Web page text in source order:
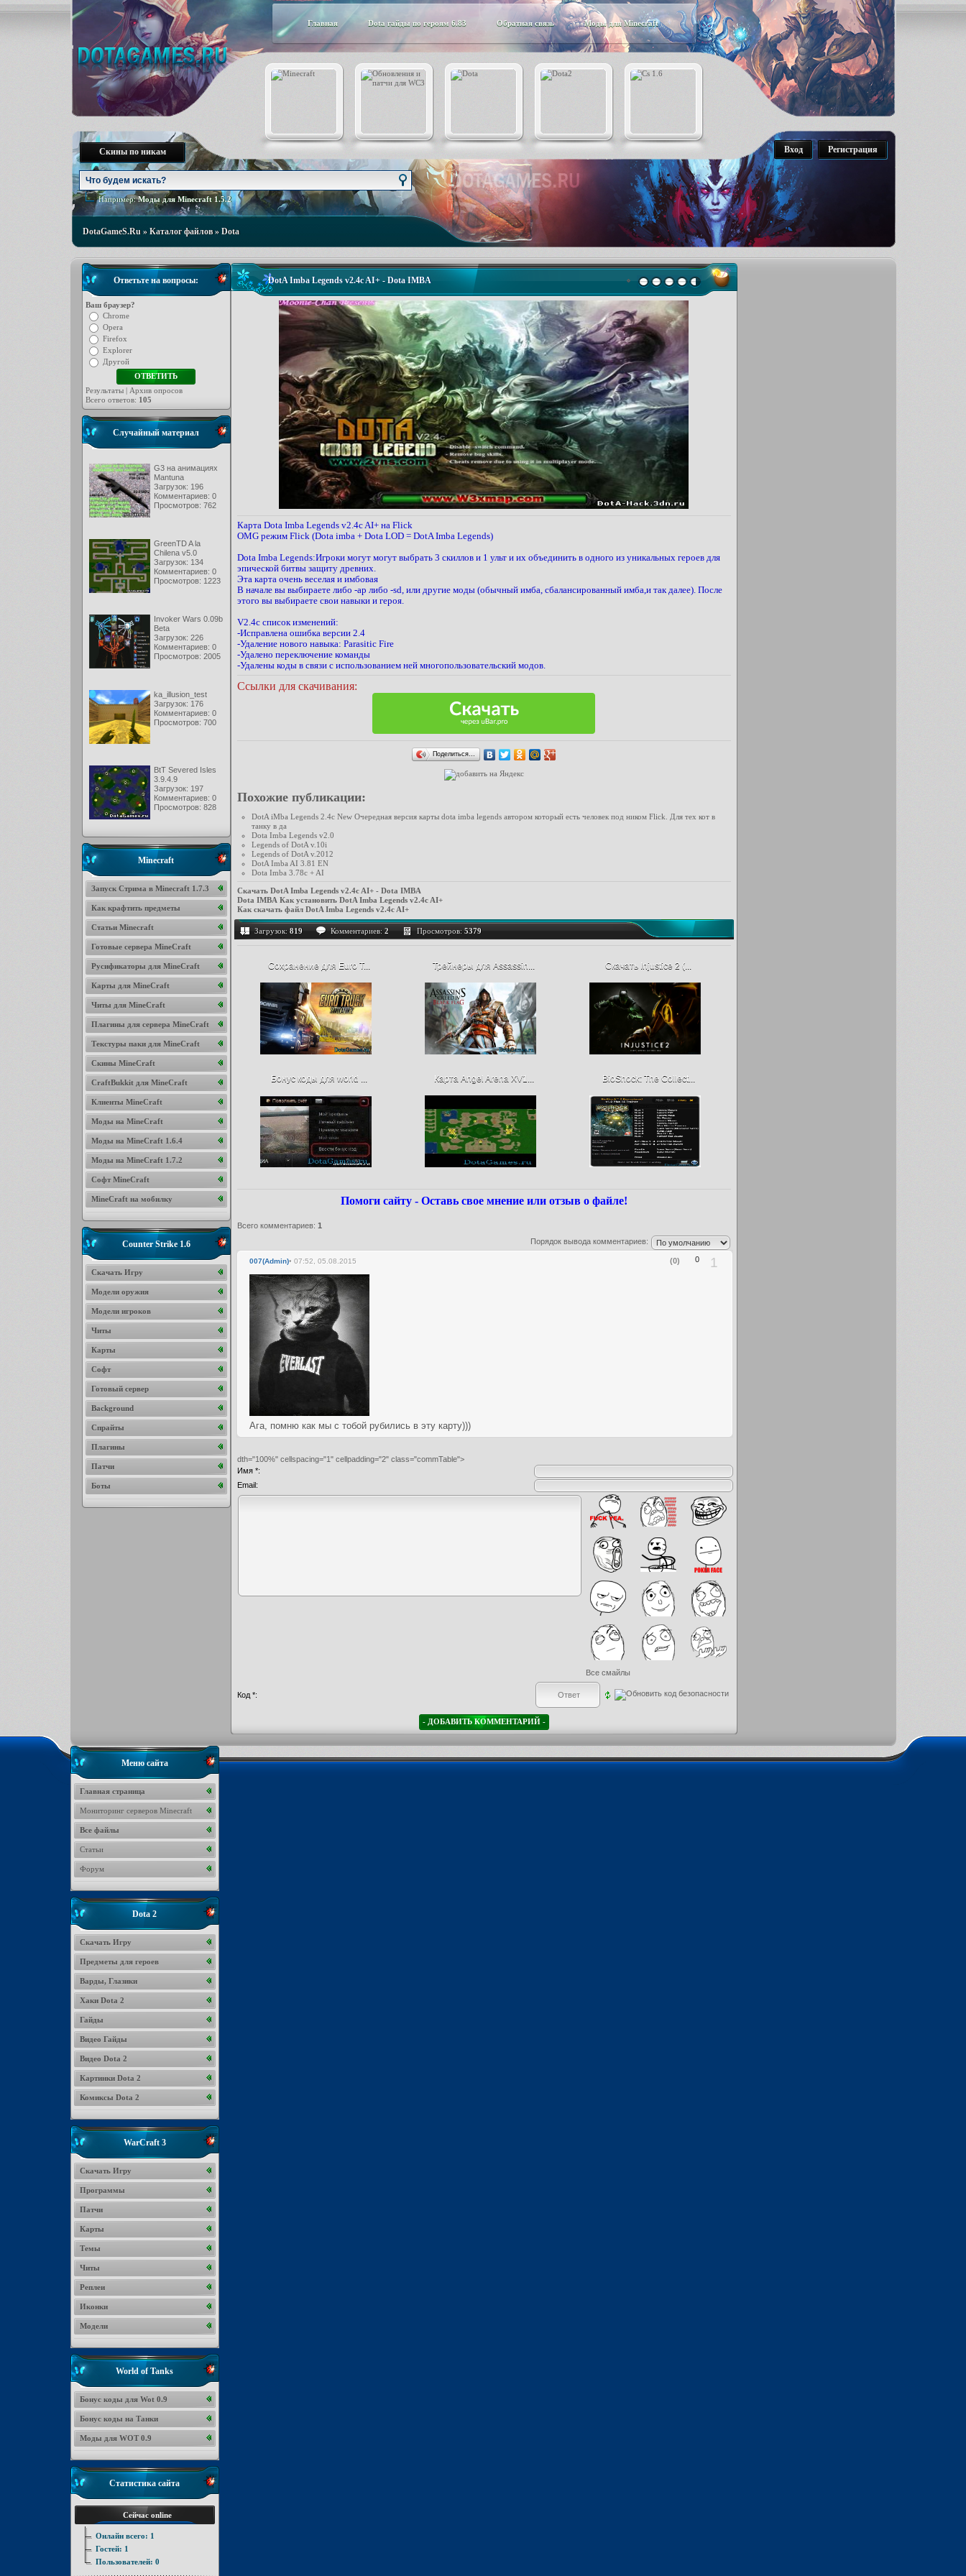
Главная Dota гайды по героям 6.83 Обратная связь Моды для Minecraft
Регистрация
Вход
Скины по никам
Например:Моды для Minecraft 1.5.2
DotaGameS.Ru» Каталог файлов» Dota
DotA Imba Legends v2.4c AI+ - Dota IMBA
Карта Dota Imba Legends v2.4c AI+ на Flick
OMG режим Flick (Dota imba + Dota LOD = DotA Imba Legends)
Dota Imba Legends:Игроки могут могут выбрать 3 скиллов и 1 ульт и их объединить в одного из уникальных героев для
эпической битвы защиту древних.
Эта карта очень веселая и имбовая
В начале вы выбираете либо -ap либо -sd, или другие моды (обычный имба, сбалансированный имба,и так далее). После
этого вы выбираете свои навыки и героя.
V2.4c список изменений:
-Исправлена ​​ошибка версии 2.4
-Удаление нового навыка: Parasitic Fire
-Удалено переключение команды
-Удалены коды в связи с использованием ней многопользовательский модов.
Ссылки для скачивания:
Поделиться…
Похожие публикации:
DotA iMba Legends 2.4c New Очередная версия карты dota imba legends автором который есть человек под ником Flick. Для тех кот в
танку в да
Dota Imba Legends v2.0
Legends of DotA v.10i
Legends of DotA v.2012
DotA Imba AI 3.81 EN
Dota Imba 3.78c + AI
Скачать DotA Imba Legends v2.4c AI+ - Dota IMBA
Dota IMBA Как установить DotA Imba Legends v2.4c AI+
Как скачать файл DotA Imba Legends v2.4c AI+
Загрузок: 819 Комментариев: 2 Просмотров: 5379
Сохранение для Euro T... Трейнеры для Assassin... Скачать Injustice 2 (...
Бонус коды для world ... Карта Angel Arena XV1... BioShock: The Collect...
Помоги сайту - Оставь свое мнение или отзыв о файле!
Всего комментариев: 1
Порядок вывода комментариев:
007(Admin)• 07:52, 05.08.2015 1
(0) 0
Ага, помню как мы с тобой рубились в эту карту)))
dth="100%" cellspacing="1" cellpadding="2" class="commTable">
Имя *:
Email:
Все смайлы
Код *:
Ответьте на вопросы:
Ваш браузер?
Chrome
Opera
Firefox
Explorer
Другой
Результаты| Архив опросов
Всего ответов: 105
Случайный материал
G3 на анимациях
Mantuna
Загрузок: 196
Комментариев: 0
Просмотров: 762
GreenTD A la
Chilena v5.0
Загрузок: 134
Комментариев: 0
Просмотров: 1223
Invoker Wars 0.09b
Beta
Загрузок: 226
Комментариев: 0
Просмотров: 2005
ka_illusion_test
Загрузок: 176
Комментариев: 0
Просмотров: 700
BtT Severed Isles
3.9.4.9
Загрузок: 197
Комментариев: 0
Просмотров: 828
Minecraft
Запуск Стрима в Minecraft 1.7.3
Как крафтить предметы
Статьи Minecraft
Готовые сервера MineCraft
Русификаторы для MineCraft
Карты для MineCraft
Читы для MineCraft
Плагины для сервера MineCraft
Текстуры паки для MineCraft
Скины MineCraft
CraftBukkit для MineCraft
Клиенты MineCraft
Моды на MineCraft
Моды на MineCraft 1.6.4
Моды на MineCraft 1.7.2
Софт MineCraft
MineCraft на мобилку
Counter Strike 1.6
Скачать Игру
Модели оружия
Модели игроков
Читы
Карты
Софт
Готовый сервер
Background
Спрайты
Плагины
Патчи
Боты
Меню сайта
Главная страница
Мониторинг серверов Minecraft
Все файлы
Статьи
Форум
Dota 2
Скачать Игру
Предметы для героев
Варды, Глазики
Хаки Dota 2
Гайды
Видео Гайды
Видео Dota 2
Картинки Dota 2
Комиксы Dota 2
WarCraft 3
Скачать Игру
Программы
Патчи
Карты
Темы
Читы
Реплеи
Иконки
Модели
World of Tanks
Бонус коды для Wot 0.9
Бонус коды на Танки
Моды для WOT 0.9
Статистика сайта
Сейчас online
Онлайн всего: 1
Гостей: 1
Пользователей: 0